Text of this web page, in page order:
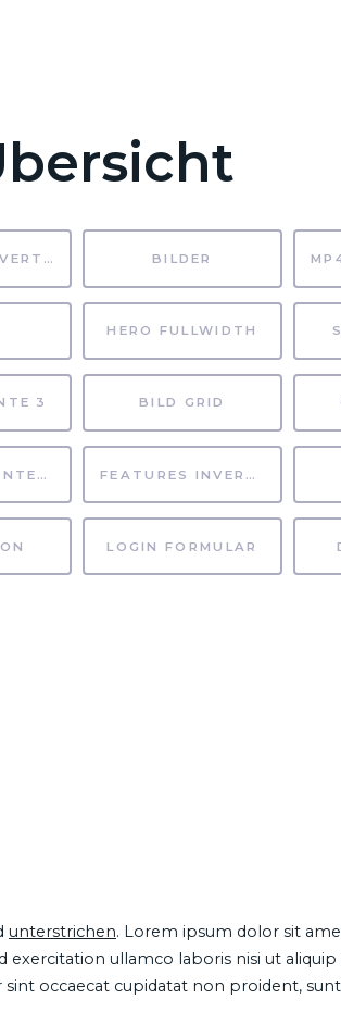
BUTTONS INVERTIERT BILDER
HERO FULLWIDTH
3 BILD GRID
FEATURES HINTERGRUND FEATURES INVERTIERT
LOGIN FORMULAR
unterstrichen. Lorem ipsum dolor sit
ullamco laboris nisi ut
occaecat cupidatat non proident,